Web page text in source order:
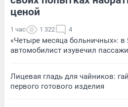
ценой
1 час 1 322 4
«Четыре месяца больничных»: в
автомобилист изувечил
Лицевая гладь для чайников:
первого готового изделия